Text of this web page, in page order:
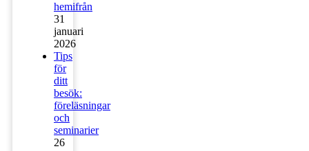
hemifrån
31
januari
2026
Tips
för
ditt
besök:
föreläsningar
och
seminarier
26